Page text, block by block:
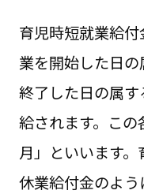
育児時短就業給
業を開始した日
終了した日の属
給されます。こ
月」といいます
休業給付金のよ